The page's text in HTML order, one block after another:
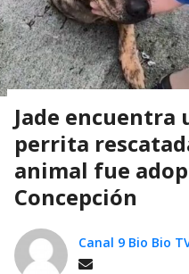
Jade encuentra
perrita
animal fue
Concepción
Canal 9 Bio Bio